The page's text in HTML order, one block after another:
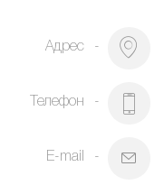
Адрес
Телефон
E-mail